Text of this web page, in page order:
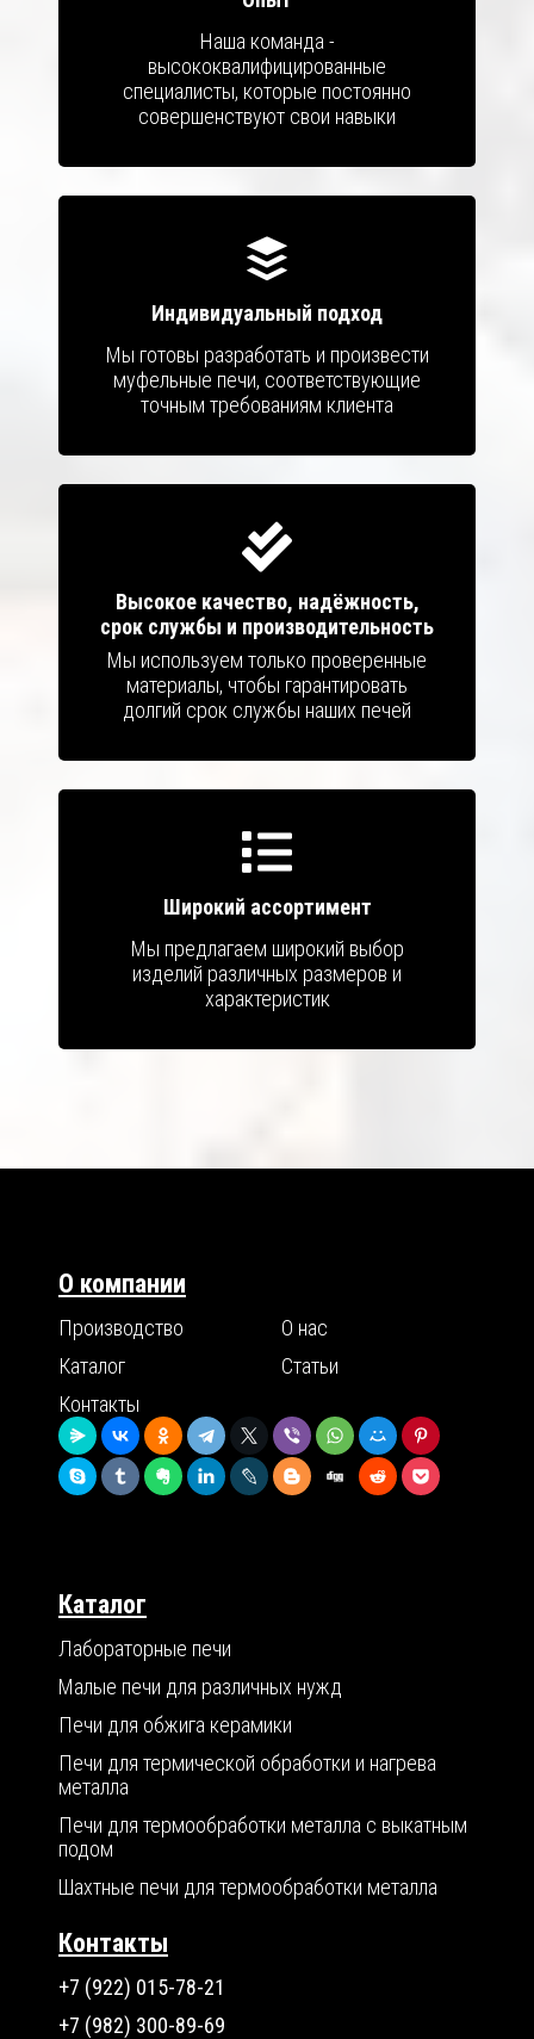
Наша команда -
высококвалифицированные
специалисты, которые постоянно
совершенствуют свои навыки
Индивидуальный подход
Мы готовы разработать и произвести
муфельные печи, соответствующие
точным требованиям клиента
Высокое качество, надёжность,
срок службы и производительность
Мы используем только проверенные
материалы, чтобы гарантировать
долгий срок службы наших печей
Широкий ассортимент
Мы предлагаем широкий выбор
изделий различных размеров и
характеристик
О компании
Производство
О нас
Каталог
Статьи
Контакты
Каталог
Лабораторные печи
Малые печи для различных нужд
Печи для обжига керамики
Печи для термической обработки и нагрева
металла
Печи для термообработки металла с выкатным
подом
Шахтные печи для термообработки металла
Контакты
+7 (922) 015-78-21
+7 (982) 300-89-69